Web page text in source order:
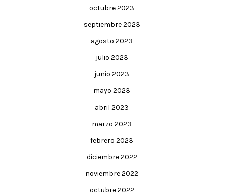
octubre 2023
septiembre 2023
agosto 2023
julio 2023
junio 2023
mayo 2023
abril 2023
marzo 2023
febrero 2023
diciembre 2022
noviembre 2022
octubre 2022